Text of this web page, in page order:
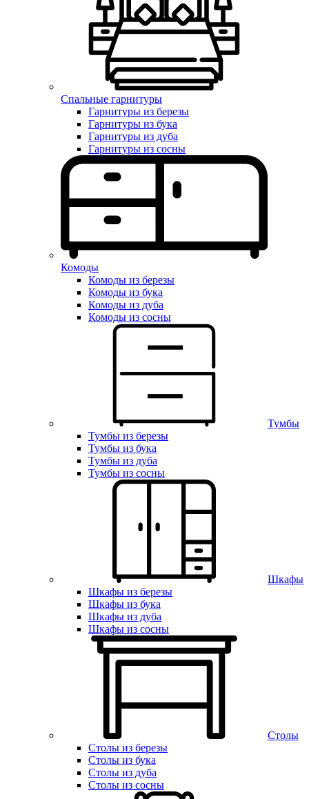
Спальные гарнитуры
Гарнитуры из березы
Гарнитуры из бука
Гарнитуры из дуба
Гарнитуры из сосны
Комоды
Комоды из березы
Комоды из бука
Комоды из дуба
Комоды из сосны
Тумбы
Тумбы из березы
Тумбы из бука
Тумбы из дуба
Тумбы из сосны
Шкафы
Шкафы из березы
Шкафы из бука
Шкафы из дуба
Шкафы из сосны
Столы
Столы из березы
Столы из бука
Столы из дуба
Столы из сосны